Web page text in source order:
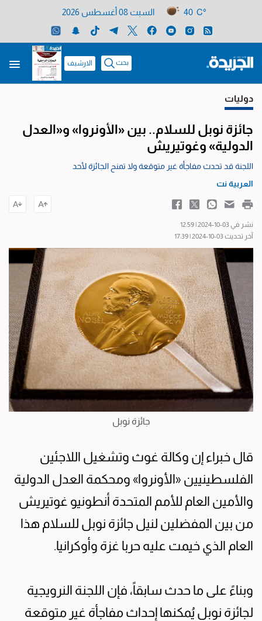
40 C° السبت 08 أغسطس 2026
بحث الارشيف
دوليات
جائزة نوبل للسلام.. بين «الأونروا» و«العدل
الدولية» وغوتيريش
اللجنة قد تحدث مفاجأة غير متوقعة ولا تمنح الجائزة لأحد
العربية نت
نشر في 03-10-2024 | 12:59
آخر تحديث 03-10-2024 | 17:39
جائزة نوبل
قال خبراء إن وكالة غوث وتشغيل اللاجئين
الفلسطينيين «الأونروا» ومحكمة العدل الدولية
والأمين العام للأمم المتحدة أنطونيو غوتيريش
من بين المفضلين لنيل جائزة نوبل للسلام هذا
العام الذي خيمت عليه حربا غزة وأوكرانيا.
وبناءً على ما حدث سابقاً، فإن اللجنة النرويجية
لجائزة نوبل يُمكنها إحداث مفاجأة غير متوقعة